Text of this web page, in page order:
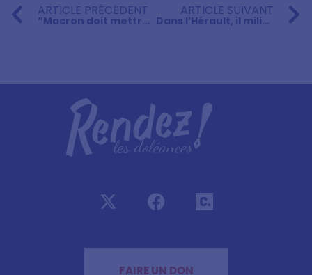
ARTICLE PRÉCÉDENT
“Macron doit mettre en ligne les doléances du Grand débat”
ARTICLE SUIVANT
Dans l’Hérault, il milite pour que les cahiers de doléances soient rendus publics
FAIRE UN DON